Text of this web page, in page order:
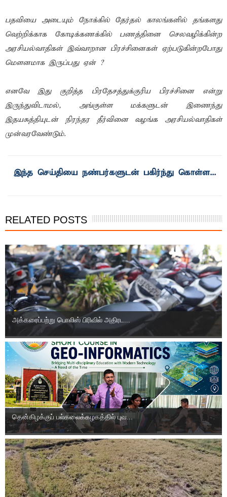
பதவியை அடையும் நோக்கில் தேர்தல் காலங்களில் தங்களது
வெற்றிக்காக கோடிக்கணக்கில் பணத்தினை செலவழிக்கின்ற
அரசியல்வாதிகள் இவ்வாறான பிரச்சினைகள் ஏற்படுகின்றபோது
மௌனமாக இருப்பது ஏன் ?
எனவே இது குறித்த பிரதேசத்துக்குரிய பிரச்சினை என்று
இருந்துவிடாமல், அங்குள்ள மக்களுடன் இணைந்து
இதயசுத்தியுடன் நிரந்தர தீர்வினை வழங்க அரசியல்வாதிகள்
முன்வரவேண்டும்.
இந்த செய்தியை நண்பர்களுடன் பகிர்ந்து கொள்ள...
RELATED POSTS
அக்கரைப்பற்று பொலிஸ் பிரிவில் அதிரட...
தென்கிழக்குப் பல்கலைக்கழகத்தில் புவ...